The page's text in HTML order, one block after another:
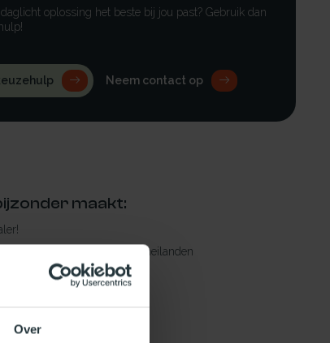
Over
oplossing het beste bij jou past? Gebruik dan
Neem contact op
maakt:
Nederland, m.u.v. de Waddeneilanden
compleet!